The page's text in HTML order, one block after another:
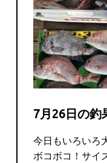
7月26日の釣
今日もいろいろ
ボコボコ！サイ